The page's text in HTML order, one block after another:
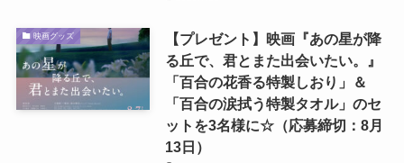
映画グッズ
【プレゼント】映画『あの星が降
る丘で、君とまた出会いたい。』
「百合の花香る特製しおり」＆
「百合の涙拭う特製タオル」のセ
ットを3名様に☆（応募締切：8月
13日）